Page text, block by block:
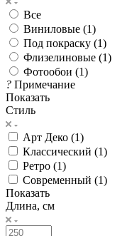
Все
Виниловые (1)
Под покраску (1)
Флизелиновые (1)
Фотообои (1)
? Примечание
Показать
Стиль
Арт Деко (1)
Классический (1)
Ретро (1)
Современный (1)
Показать
Длина, см